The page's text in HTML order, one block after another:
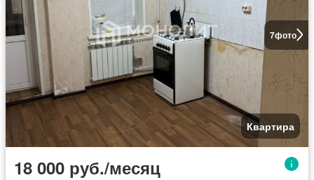
7фото
Квартира
18 000 руб./месяц